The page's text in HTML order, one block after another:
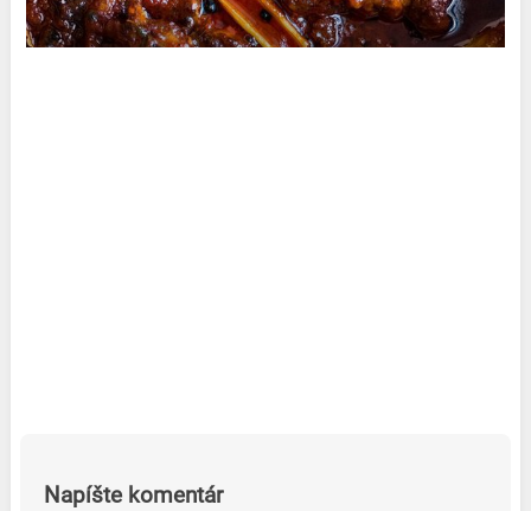
Napíšte komentár